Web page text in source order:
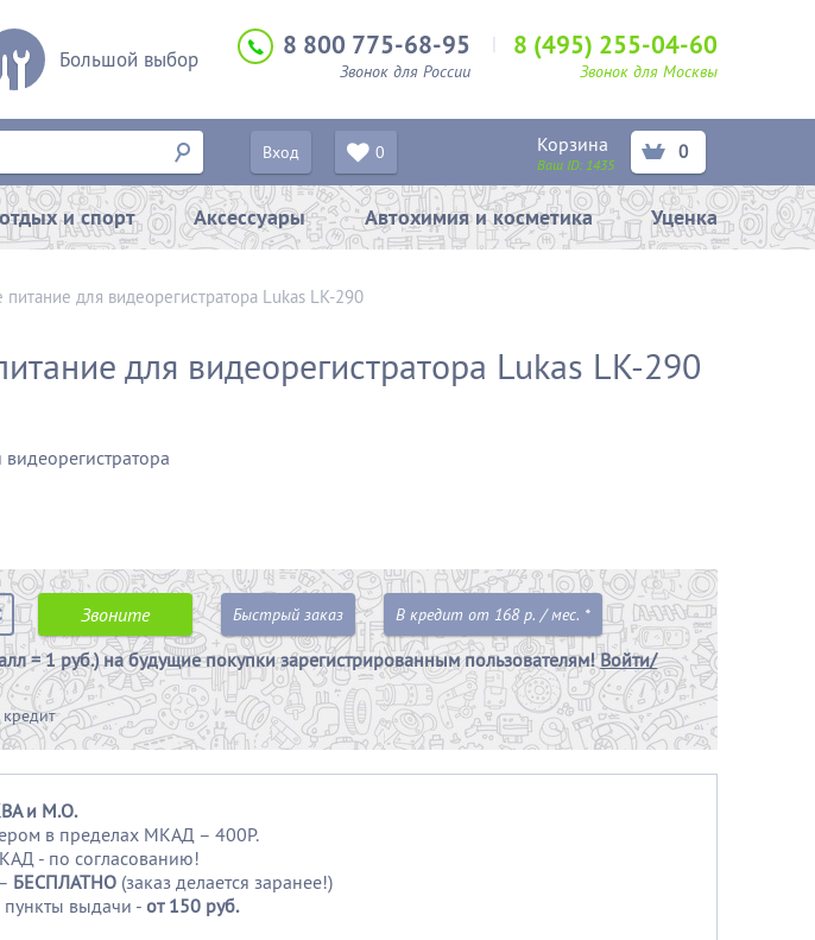
Большой выбор 8 800 775-68-95
Звонок для России
8 (495) 255-04-60
Звонок для Москвы
Вход 0 Корзина
Ваш ID: 1435
0
и спорт Аксессуары Автохимия и косметика Уценка
для видеорегистратора Lukas LK-290
для видеорегистратора Lukas LK-290
Звоните Быстрый заказ В кредит от 168 р. / мес. *
= 1 руб.)на будущие покупки зарегистрированным пользователям!Войти/
и М.О.
в пределах МКАД – 400Р.
- по согласованию!
БЕСПЛАТНО (заказ делается заранее!)
пункты выдачи -от 150 руб.